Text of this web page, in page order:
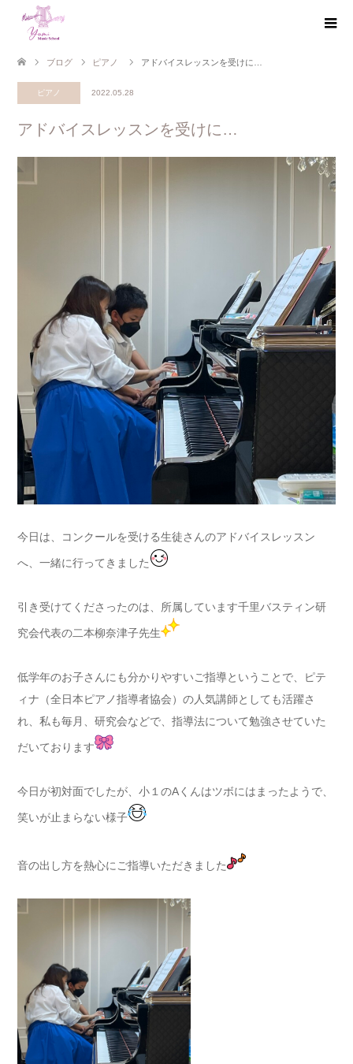
ブログ ピアノ アドバイスレッスンを受けに…
ピアノ 2022.05.28
アドバイスレッスンを受けに…
今日は、コンクールを受ける生徒さんのアドバイスレッスン
へ、一緒に行ってきました
引き受けてくださったのは、所属しています千里バスティン研
究会代表の二本柳奈津子先生
低学年のお子さんにも分かりやすいご指導ということで、ピテ
ィナ（全日本ピアノ指導者協会）の人気講師としても活躍さ
れ、私も毎月、研究会などで、指導法について勉強させていた
だいております
今日が初対面でしたが、小１のAくんはツボにはまったようで、
笑いが止まらない様子
音の出し方を熱心にご指導いただきました